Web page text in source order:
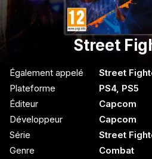
Street
Également appelé
Street
Plateforme
PS4, PS5
Éditeur
Capcom
Développeur
Capcom
Série
Street
Genre
Combat